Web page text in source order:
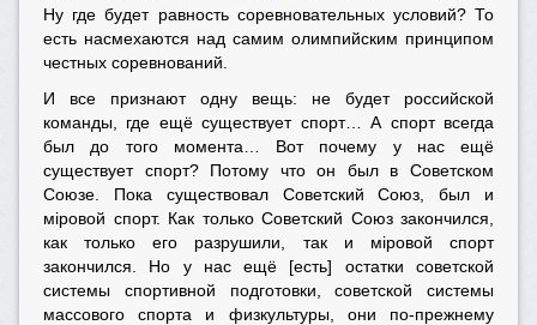
Ну где будет равность соревновательных условий? То
есть насмехаются над самим олимпийским принципом
честных соревнований.
И все признают одну вещь: не будет российской
команды, где ещё существует спорт… А спорт всегда
был до того момента… Вот почему у нас ещё
существует спорт? Потому что он был в Советском
Союзе. Пока существовал Советский Союз, был и
мiровой спорт. Как только Советский Союз закончился,
как только его разрушили, так и мiровой спорт
закончился. Но у нас ещё [есть] остатки советской
системы спортивной подготовки, советской системы
массового спорта и физкультуры, они по-прежнему